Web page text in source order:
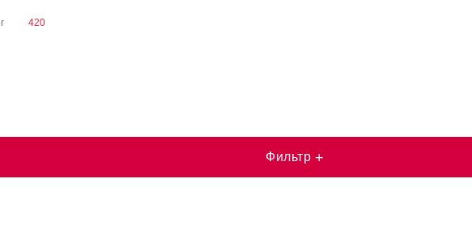
420
Фильтр +